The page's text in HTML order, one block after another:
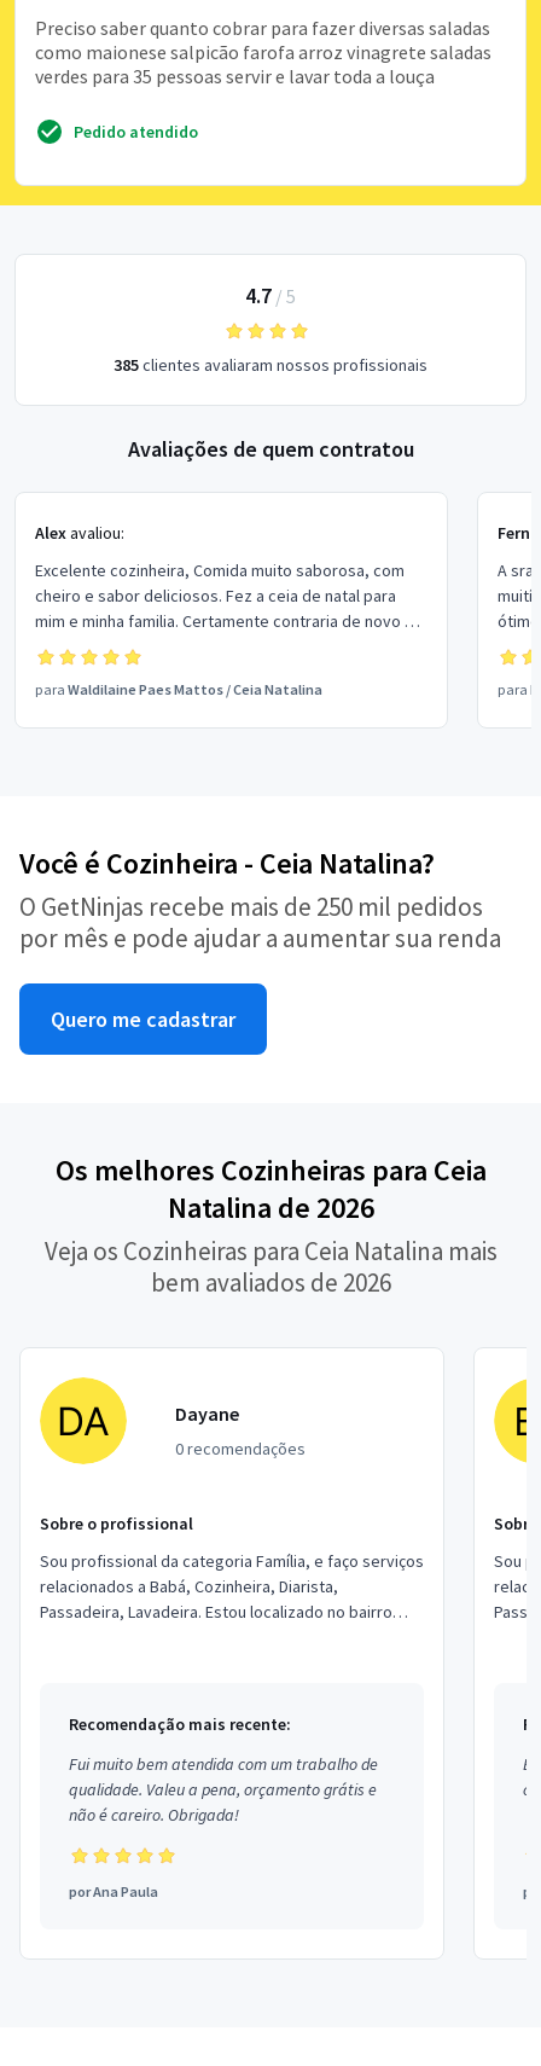
Preciso saber quanto cobrar para fazer diversas saladas
como maionese salpicão farofa arroz vinagrete saladas
verdes para 35 pessoas servir e lavar toda a louça
Pedido atendido
4.7 / 5
385clientes avaliaram nossos profissionais
Avaliações de quem contratou
Alexavaliou:
Excelente cozinheira, Comida muito saborosa, com
cheiro e sabor deliciosos. Fez a ceia de natal para
mim e minha familia. Certamente contraria de novo e
indico.
para Waldilaine Paes Mattos /Ceia Natalina
A
24),
para
Você é Cozinheira - Ceia Natalina?
O GetNinjas recebe mais de 250 mil pedidos
por mês e pode ajudar a aumentar sua renda
Quero me cadastrar
Os melhores Cozinheiras para Ceia
Natalina de 2026
Veja os Cozinheiras para Ceia Natalina mais
bem avaliados de 2026
Dayane
0 recomendações
Sobre o profissional
Sou profissional da categoria Família, e faço serviços
relacionados a Babá, Cozinheira, Diarista,
Passadeira, Lavadeira. Estou localizado no bairro
Recomendação mais recente:
Fui muito bem atendida com um trabalho de
qualidade. Valeu a pena, orçamento grátis e
não é careiro. Obrigada!
porAna Paula
Sou